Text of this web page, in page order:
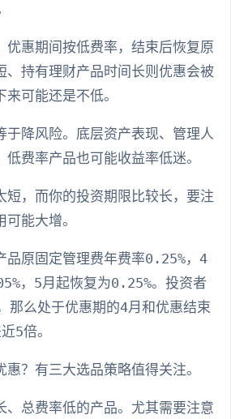
优惠期间按低费率，结束后恢复原
、持有理财产品时间长则优惠会被
可能还是不低。
于降风险。底层资产表现、管理人
费率产品也可能收益率低迷。
短，而你的投资期限比较长，要注
能大增。
品原固定管理费年费率0.25%，4
，5月起恢复为0.25%。投资者
那么处于优惠期的4月和优惠结束
5倍。
？有三大选品策略值得关注。
、总费率低的产品。尤其需要注意